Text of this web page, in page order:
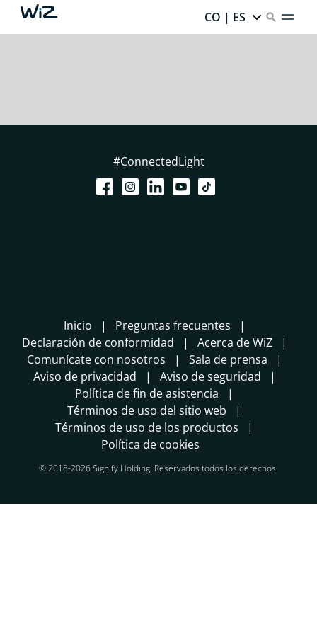
CO | ES
#ConnectedLight
Inicio
Preguntas frecuentes
Declaración de conformidad
Acerca de WiZ
Comunícate con nosotros
Sala de prensa
Aviso de privacidad
Aviso de seguridad
Política de fin de asistencia
Términos de uso del sitio web
Términos de uso de los productos
Política de cookies
© 2018-2026 Signify Holding. Reservados todos los derechos.